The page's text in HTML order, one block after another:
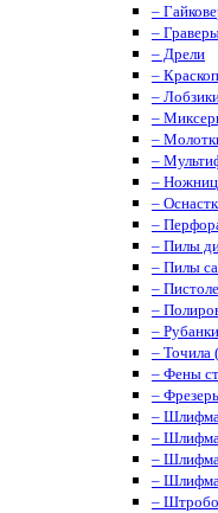
–
–
– Дрели
–
–
–
–
–
–
–
–
– Пилы
– Пилы
–
–
– Рубанки
– Точила
– Фены
–
–
–
–
–
–